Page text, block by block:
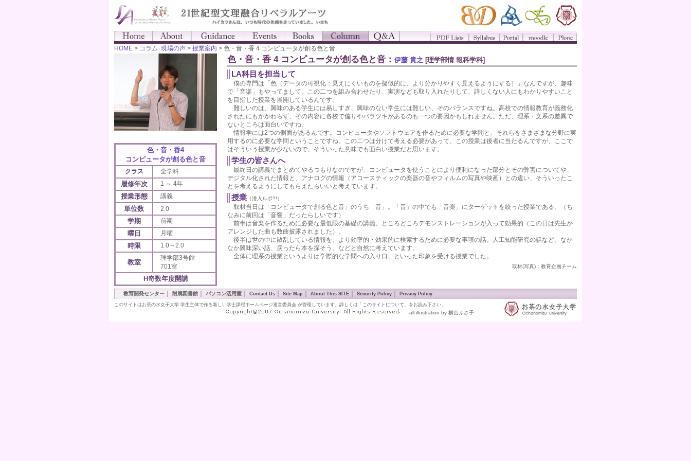
HOME > コラム･現場の声 > 授業案内 > 色・音・香 4 コンピュータが創る色と音
色・音・香4
コンピュータが創る色と音
クラス 全学科
履修年次 1 ～ 4年
授業形態 講義
単位数 2.0
学期 前期
曜日 月曜
時限 1.0～2.0
教室
理学部3号館
701室
H奇数年度開講
色・音・香 4 コンピュータが創る色と音： 伊藤 貴之 [理学部情 報科学科]
LA科目を担当して
僕の専門は「色（データの可視化：見えにくいものを擬似的に、より分かりやすく見えるようにする）」なんですが、趣味
で「音楽」もやってまして。この二つを組み合わせたり、実演なども取り入れたりして、詳しくない人にもわかりやすいこと
を目指した授業を展開しているんです。
難しいのは、興味のある学生には易しすぎ、興味のない学生には難しい、そのバランスですね。高校での情報教育が義務化
されたにもかかわらず、その内容に各校で偏りやバラツキがあるのも一つの要因かもしれません。ただ、理系・文系の差異で
ないところは面白いですね。
情報学には2つの側面があるんです。コンピュータやソフトウェアを作るために必要な学問と、それらをさまざまな分野に実
用するのに必要な学問ということですね。この二つは分けて考える必要があって、この授業は後者に当たるんですが、ここで
はそういう授業が少ないので、そういった意味でも面白い授業だと思います。
学生の皆さんへ
最終日の講義でまとめてやるつもりなのですが、コンピュータを使うことにより便利になった部分とその弊害についてや、
デジタル化された情報と、アナログの情報（アコースティックの楽器の音やフィルムの写真や映画）との違い、そういったこ
とを考えるようにしてもらえたらいいと考えています。
授業 （潜入ルポ?!）
取材当日は「コンピュータで創る色と音」のうち「音」。「音」の中でも「音楽」にターゲットを絞った授業である。（ち
なみに前回は「音響」だったらしいです）
前半は音楽を作るために必要な最低限の基礎の講義。ところどころデモンストレーションが入って効果的（この日は先生が
アレンジした曲も数曲披露されました）。
後半は世の中に散乱している情報を、より効率的・効果的に検索するために必要な事項の話。人工知能研究の話など、なか
なか興味深い話、戻ったら本を探そう、などと自然に考えています。
全体に理系の授業というよりは学際的な学問への入り口、といった印象を受ける授業でした。
取材(写真)：教育企画チーム
教育開発センター 附属図書館 パソコン活用室 Contact Us Site Map About This SITE Security Policy Privacy Policy
このサイトはお茶の水女子大学 学生主体で作る新しい学士課程ホームページ運営委員会 が管理しています。詳しくは 「このサイトについて」 をお読み下さい。
all illustration by 横山ふさ子